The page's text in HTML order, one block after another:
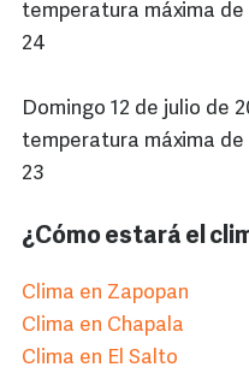
temperatura máxima
24
Domingo 12 de julio de
temperatura máxima
23
¿Cómo estará el
Clima en Zapopan
Clima en Chapala
Clima en El Salto